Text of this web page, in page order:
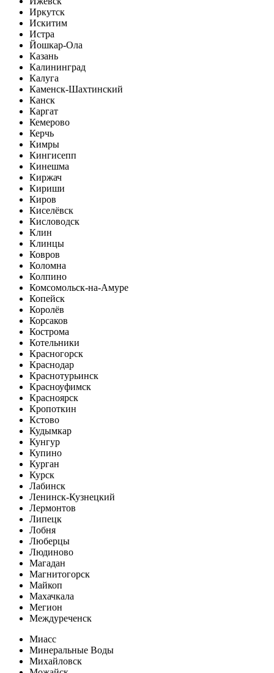
Иркутск
Искитим
Истра
Йошкар-Ола
Казань
Калининград
Калуга
Каменск-Шахтинский
Канск
Каргат
Кемерово
Керчь
Кимры
Кингисепп
Кинешма
Киржач
Кириши
Киров
Киселёвск
Кисловодск
Клин
Клинцы
Ковров
Коломна
Колпино
Комсомольск-на-Амуре
Копейск
Королёв
Корсаков
Кострома
Котельники
Красногорск
Краснодар
Краснотурьинск
Красноуфимск
Красноярск
Кропоткин
Кстово
Кудымкар
Кунгур
Купино
Курган
Курск
Лабинск
Ленинск-Кузнецкий
Лермонтов
Липецк
Лобня
Люберцы
Людиново
Магадан
Магнитогорск
Майкоп
Махачкала
Мегион
Междуреченск
Миасс
Минеральные Воды
Михайловск